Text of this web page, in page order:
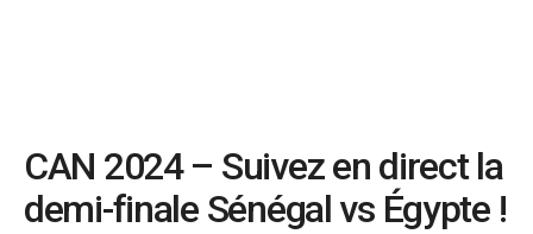
CAN 2024 – Suivez en direct la
demi-finale Sénégal vs Égypte !